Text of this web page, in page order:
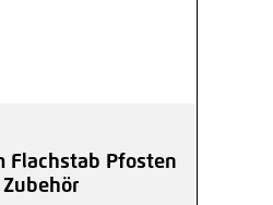
Flachstab Pfosten